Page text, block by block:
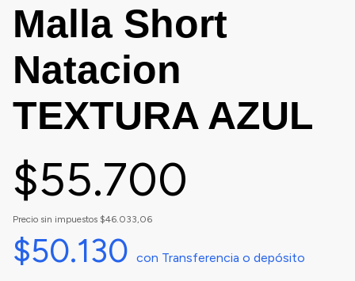
Malla Short
Natacion
TEXTURA AZUL
$55.700
Precio sin impuestos $46.033,06
$50.130 con Transferencia o depósito